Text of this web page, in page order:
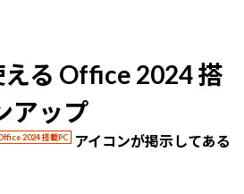
る Office 2024 搭
アップ
2024 搭載PC
アイコンが掲示してある